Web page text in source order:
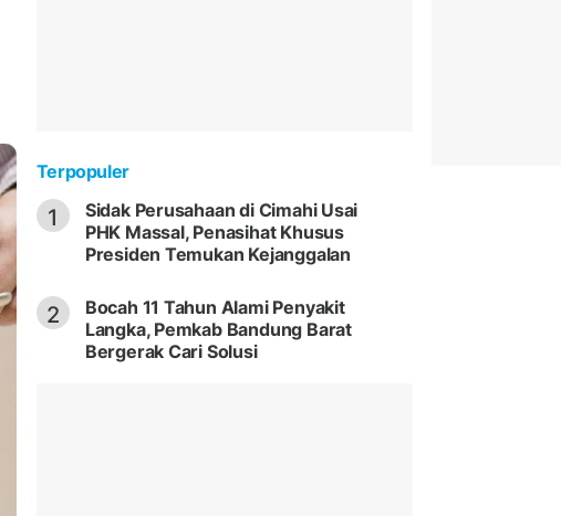
Terpopuler
1
Sidak Perusahaan di Cimahi Usai
PHK Massal, Penasihat Khusus
Presiden Temukan Kejanggalan
2
Bocah 11 Tahun Alami Penyakit
Langka, Pemkab Bandung Barat
Bergerak Cari Solusi